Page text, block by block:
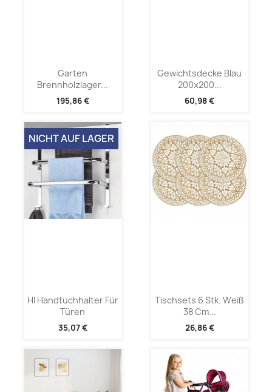
Garten
Brennholzlager...
195,86 €
Gewichtsdecke Blau
200x200...
60,98 €
HI Handtuchhalter Für
Türen
35,07 €
NICHT AUF LAGER
Tischsets 6 Stk. Weiß
38 Cm...
26,86 €